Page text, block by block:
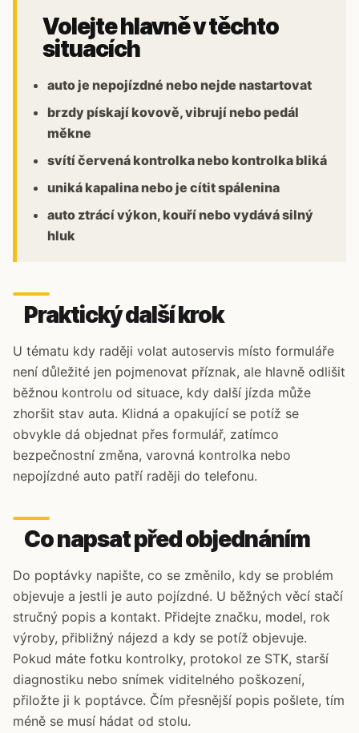
Volejte hlavně v těchto
situacích
auto je nepojízdné nebo nejde nastartovat
brzdy pískají kovově, vibrují nebo pedál
měkne
svítí červená kontrolka nebo kontrolka bliká
uniká kapalina nebo je cítit spálenina
auto ztrácí výkon, kouří nebo vydává silný
hluk
Praktický další krok
U tématu kdy raději volat autoservis místo formuláře
není důležité jen pojmenovat příznak, ale hlavně odlišit
běžnou kontrolu od situace, kdy další jízda může
zhoršit stav auta. Klidná a opakující se potíž se
obvykle dá objednat přes formulář, zatímco
bezpečnostní změna, varovná kontrolka nebo
nepojízdné auto patří raději do telefonu.
Co napsat před objednáním
Do poptávky napište, co se změnilo, kdy se problém
objevuje a jestli je auto pojízdné. U běžných věcí stačí
stručný popis a kontakt. Přidejte značku, model, rok
výroby, přibližný nájezd a kdy se potíž objevuje.
Pokud máte fotku kontrolky, protokol ze STK, starší
diagnostiku nebo snímek viditelného poškození,
přiložte ji k poptávce. Čím přesnější popis pošlete, tím
méně se musí hádat od stolu.